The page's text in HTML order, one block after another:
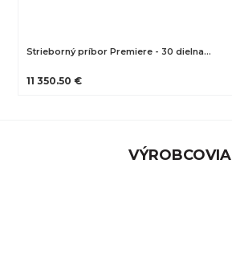
Strieborný príbor Premiere - 30 dielna…
11 350.50 €
VÝROBCOVIA